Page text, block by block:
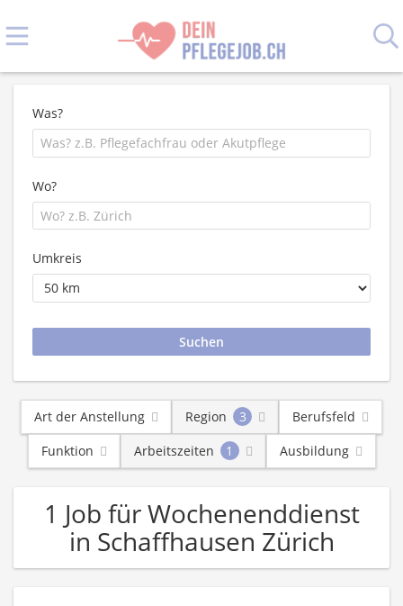
Was?
Wo?
Umkreis
Art der Anstellung Region 3
Berufsfeld
Funktion
Arbeitszeiten 1 Ausbildung
1 Job für Wochenenddienst
in Schaffhausen Zürich